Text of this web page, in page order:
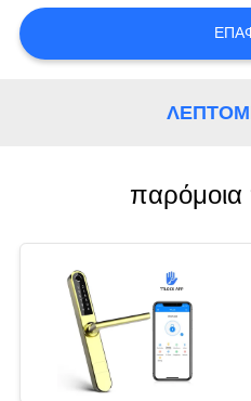
NEWS
ΜΥΣΤΙΚΌΤΗΤΑΣ
παρόμοια